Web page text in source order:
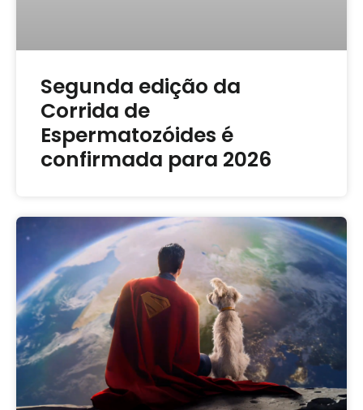
Segunda edição da
Corrida de
Espermatozóides é
confirmada para 2026